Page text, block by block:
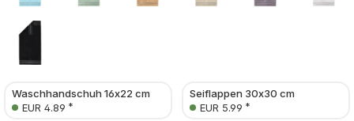
Waschhandschuh 16x22 cm
EUR 4.89 *
Seiflappen 30x30 cm
EUR 5.99 *